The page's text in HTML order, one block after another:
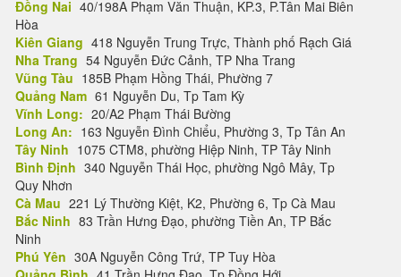
Đồng Nai 40/198A Phạm Văn Thuận, KP.3, P.Tân Mai Biên
Hòa
Kiên Giang 418 Nguyễn Trung Trực, Thành phố Rạch Giá
Nha Trang 54 Nguyễn Đức Cảnh, TP Nha Trang
Vũng Tàu 185B Phạm Hồng Thái, Phường 7
Quảng Nam 61 Nguyễn Du, Tp Tam Kỳ
Vĩnh Long: 20/A2 Phạm Thái Bường
Long An: 163 Nguyễn Đình Chiểu, Phường 3, Tp Tân An
Tây Ninh 1075 CTM8, phường Hiệp Ninh, TP Tây Ninh
Bình Định 340 Nguyễn Thái Học, phường Ngô Mây, Tp
Quy Nhơn
Cà Mau 221 Lý Thường Kiệt, K2, Phường 6, Tp Cà Mau
Bắc Ninh 83 Trần Hưng Đạo, phường Tiền An, TP Bắc
Ninh
Phú Yên 30A Nguyễn Công Trứ, TP Tuy Hòa